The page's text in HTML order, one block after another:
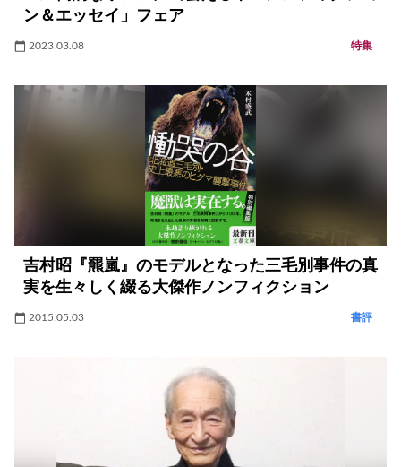
ン＆エッセイ」フェア
2023.03.08 特集
吉村昭『羆嵐』のモデルとなった三毛別事件の真
実を生々しく綴る大傑作ノンフィクション
2015.05.03 書評